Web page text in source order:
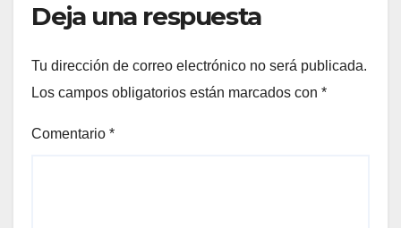
Deja una respuesta
Tu dirección de correo electrónico no será publicada.
Los campos obligatorios están marcados con *
Comentario *